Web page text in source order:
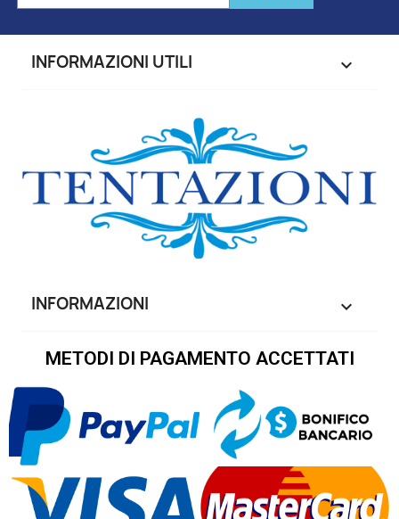
INFORMAZIONI UTILI 
INFORMAZIONI 
METODI DI PAGAMENTO ACCETTATI